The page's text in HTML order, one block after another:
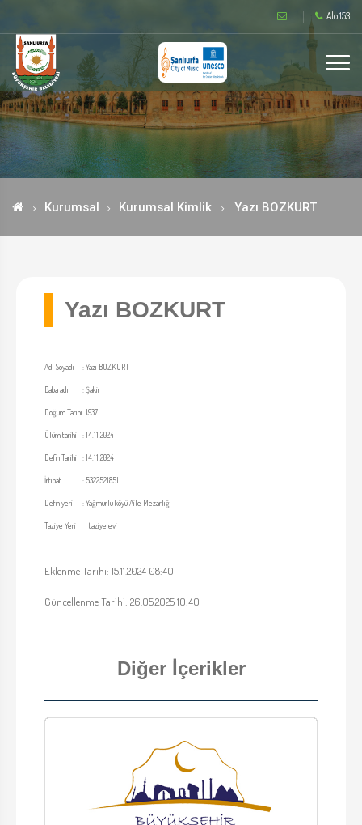
Alo 153
Kurumsal Kurumsal Kimlik Yazı BOZKURT
Yazı BOZKURT
Adı Soyadı :Yazı BOZKURT
Baba adı :Şakir
Doğum Tarihi 1937
Ölüm tarihi :14.11.2024
Defin Tarihi :14.11.2024
İrtibat :5322521851
Defin yeri :Yağmurlu köyü Aile Mezarlığı
Taziye Yeri taziye evi
Eklenme Tarihi: 15.11.2024 08:40
Güncellenme Tarihi: 26.05.2025 10:40
Diğer İçerikler